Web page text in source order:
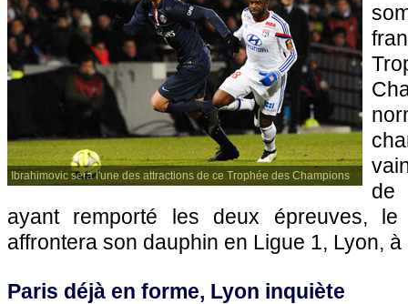
Ibrahimovic sera l'une des attractions de ce Trophée des Champions
de
ayant remporté les deux épreuves,
affrontera son dauphin en Ligue 1, Lyon,
Paris déjà en forme, Lyon inquiète